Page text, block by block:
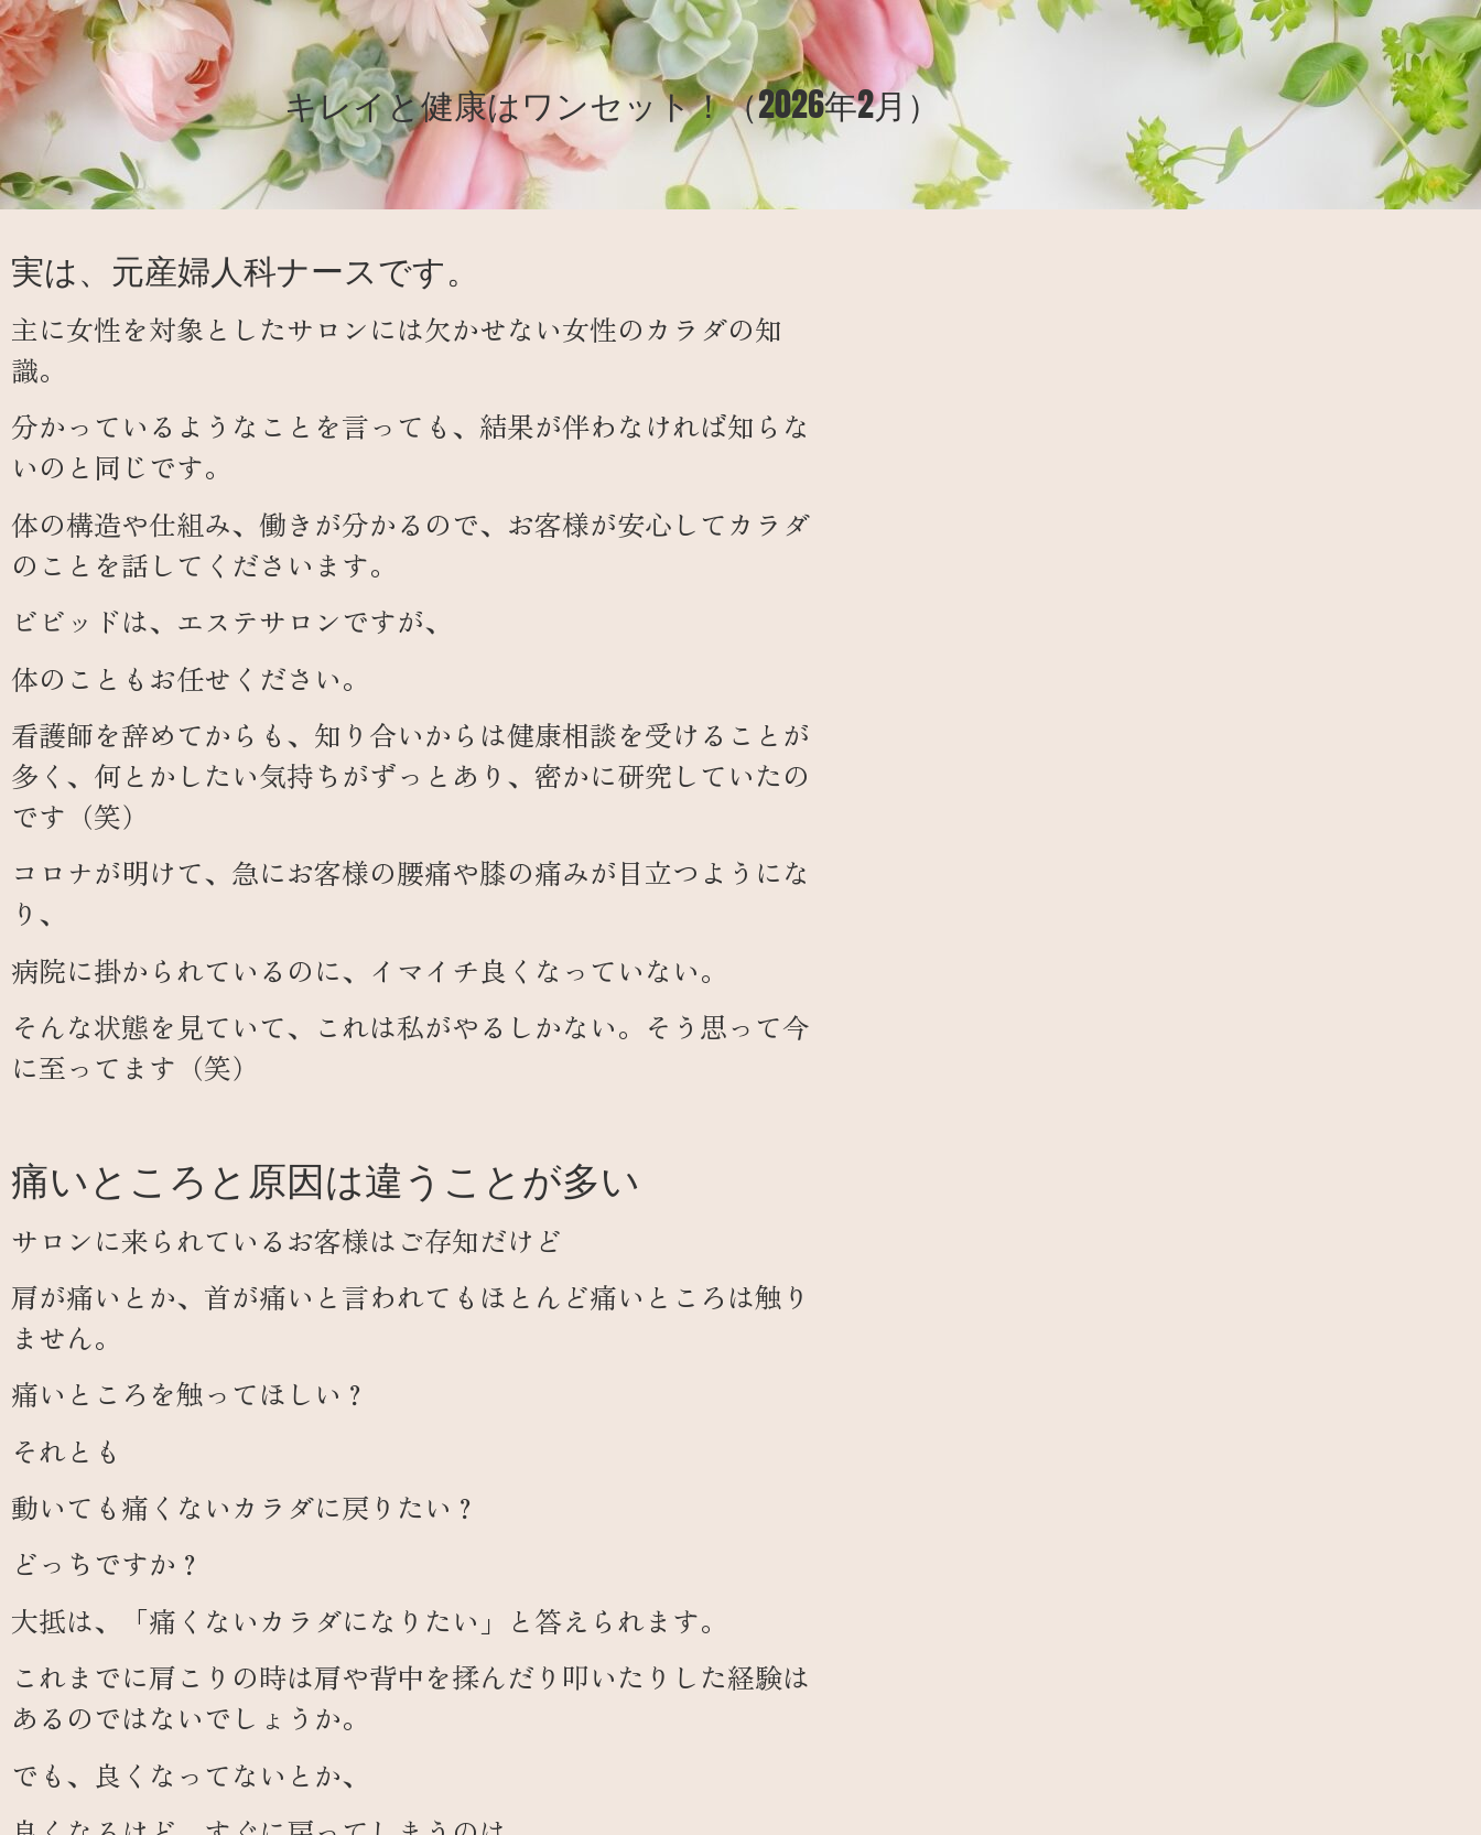
キレイと健康はワンセット！（2026年2月）
実は、元産婦人科ナースです。
主に女性を対象としたサロンには欠かせない女性のカラダの知
識。
分かっているようなことを言っても、結果が伴わなければ知らな
いのと同じです。
体の構造や仕組み、働きが分かるので、お客様が安心してカラダ
のことを話してくださいます。
ビビッドは、エステサロンですが、
体のこともお任せください。
看護師を辞めてからも、知り合いからは健康相談を受けることが
多く、何とかしたい気持ちがずっとあり、密かに研究していたの
です（笑）
コロナが明けて、急にお客様の腰痛や膝の痛みが目立つようにな
り、
病院に掛かられているのに、イマイチ良くなっていない。
そんな状態を見ていて、これは私がやるしかない。そう思って今
に至ってます（笑）
痛いところと原因は違うことが多い
サロンに来られているお客様はご存知だけど
肩が痛いとか、首が痛いと言われてもほとんど痛いところは触り
ません。
痛いところを触ってほしい？
それとも
動いても痛くないカラダに戻りたい？
どっちですか？
大抵は、「痛くないカラダになりたい」と答えられます。
これまでに肩こりの時は肩や背中を揉んだり叩いたりした経験は
あるのではないでしょうか。
でも、良くなってないとか、